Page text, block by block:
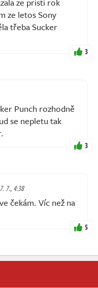
ze letos Sony
třeba Sucker
3
Punch rozhodně
se nepletu tak
3
7., 4:38
čekám. Víc než na
5